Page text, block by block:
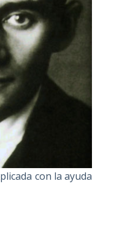
con la ayuda